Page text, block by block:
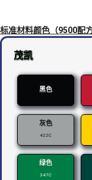
标准材料颜色（9500配
茂凯
黑色
灰色
422C
绿色
347C